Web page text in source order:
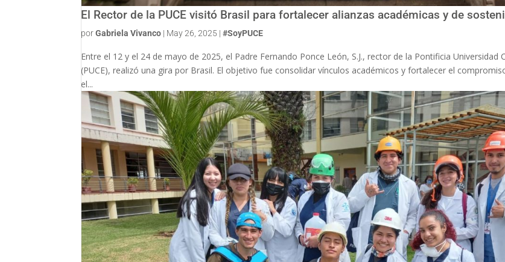
El Rector de la PUCE visitó Brasil para fortalecer alianzas académicas y de
porGabriela Vivanco | May 26, 2025 |#SoyPUCE
Entre el 12 y el 24 de mayo de 2025, el Padre Fernando Ponce León, S.J., rector de la Pontificia Universidad
(PUCE), realizó una gira por Brasil. El objetivo fue consolidar vínculos académicos y fortalecer el
el...